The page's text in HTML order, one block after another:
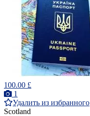
100.00 £
1
Удалить из избранного
Scotland